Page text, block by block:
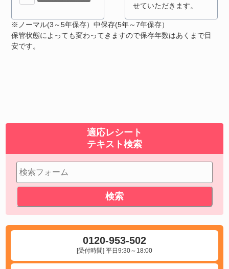
せていただきます。
※ノーマル(3～5年保存）中保存(5年～7年保存）
保管状態によっても変わってきますので保存年数はあくまで目
安です。
適応レシート
テキスト検索
0120-953-502
[受付時間] 平日9:30～18:00